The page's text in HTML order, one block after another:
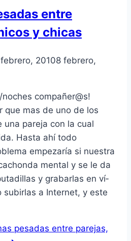
entre
y chicas
20108 febrero,
compañer@s!
que mas de uno de los
una pareja con la cual
Hasta ahí­ todo
empezarí­a si nuestra
mental y se le da
y grabarlas en ví­
subirlas a Internet, y este
pesadas entre parejas,